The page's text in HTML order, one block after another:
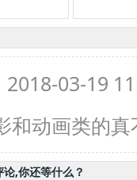
2018-03-19
和动画类的
,你还等什么？